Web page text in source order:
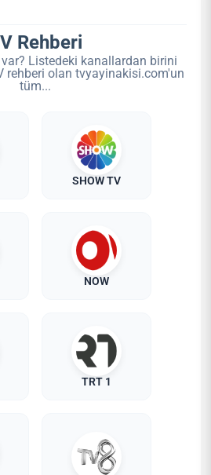
Rehberi
Listedeki kanallardan birini
rehberi olan tvyayinakisi.com'un
tüm...
SHOW TV
NOW
TRT 1